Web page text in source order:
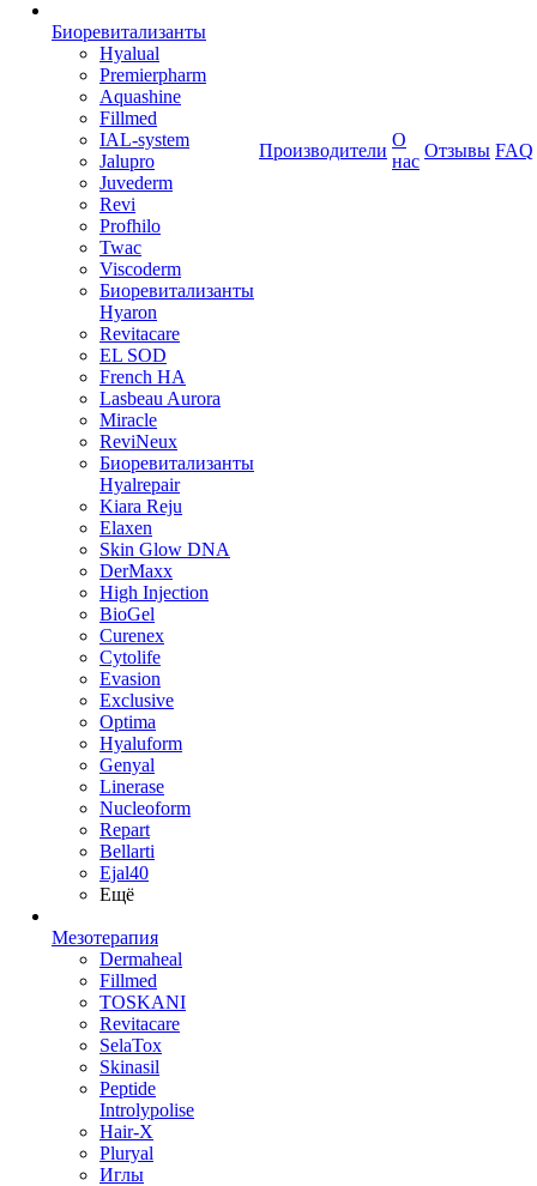
Биоревитализанты
Hyalual
Premierpharm
Aquashine
Fillmed
IAL-system
Jalupro
Juvederm
Revi
Profhilo
Twac
Viscoderm
Биоревитализанты
Hyaron
Revitacare
EL SOD
French HA
Lasbeau Aurora
Miracle
ReviNeux
Биоревитализанты
Hyalrepair
Kiara Reju
Elaxen
Skin Glow DNA
DerMaxx
High Injection
BioGel
Curenex
Cytolife
Evasion
Exclusive
Optima
Hyaluform
Genyal
Linerase
Nucleoform
Repart
Bellarti
Ejal40
Ещё
Мезотерапия
Dermaheal
Fillmed
TOSKANI
Revitacare
SelaTox
Skinasil
Peptide
Introlypolise
Hair-X
Pluryal
Иглы
Производители
О
нас
Отзывы FAQ